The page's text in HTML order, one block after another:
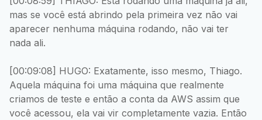
mas se você está abrindo pela primeira vez não vai
aparecer nenhuma máquina rodando, não vai ter
nada ali.
[00:09:08] HUGO: Exatamente, isso mesmo, Thiago.
Aquela máquina foi uma máquina que realmente
criamos de teste e então a conta da AWS assim que
você acessou, ela vai vir completamente vazia. Então